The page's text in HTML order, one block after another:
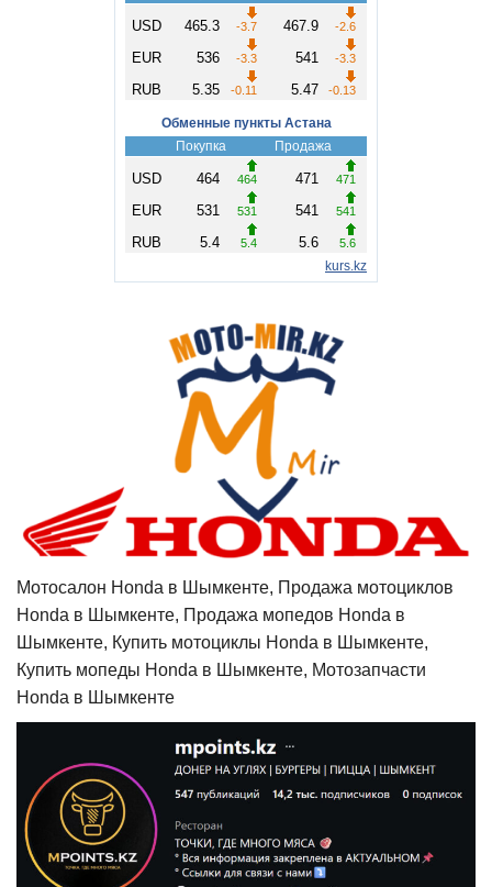
Мотосалон Honda в Шымкенте, Продажа мотоциклов
Honda в Шымкенте, Продажа мопедов Honda в
Шымкенте, Купить мотоциклы Honda в Шымкенте,
Купить мопеды Honda в Шымкенте, Мотозапчасти
Honda в Шымкенте